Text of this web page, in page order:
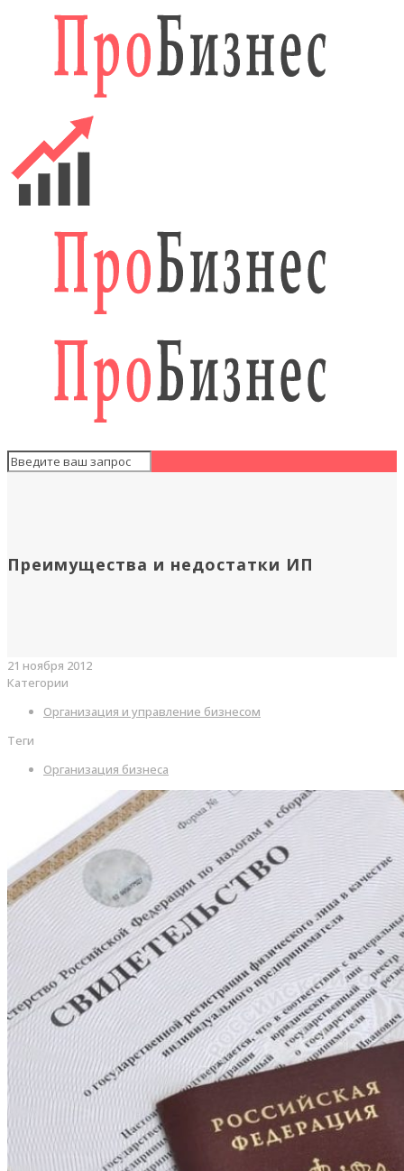
Преимущества и недостатки ИП
21 ноября 2012
Категории
Организация и управление бизнесом
Теги
Организация бизнеса